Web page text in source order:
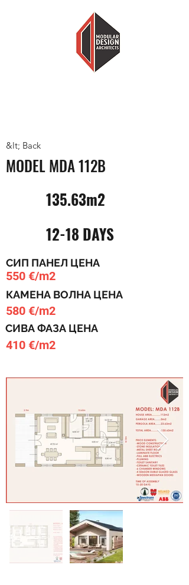
&lt; Back
MODEL MDA 112B
135.63m2
12-18 DAYS
СИП ПАНЕЛ ЦЕНА
550 €/m2
КАМЕНА ВОЛНА ЦЕНА
580 €/m2
СИВА ФАЗА ЦЕНА
410 €/m2